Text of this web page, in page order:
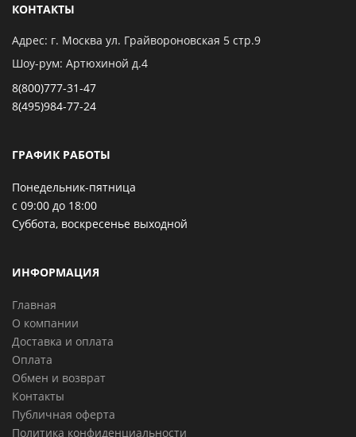
КОНТАКТЫ
Адрес: г. Москва ул. Грайвороновская 5 стр.9
Шоу-рум: Артюхиной д.4
8(800)777-31-47
8(495)984-77-24
ГРАФИК РАБОТЫ
Понедельник-пятница
с 09:00 до 18:00
Суббота, воскресенье выходной
ИНФОРМАЦИЯ
Главная
О компании
Доставка и оплата
Оплата
Обмен и возврат
Контакты
Публичная оферта
Политика конфиденциальности